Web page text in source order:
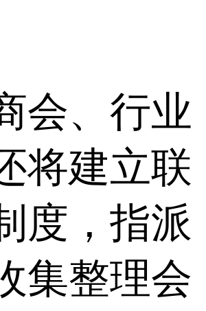
会、行业
将建立联
度，指派
集整理会